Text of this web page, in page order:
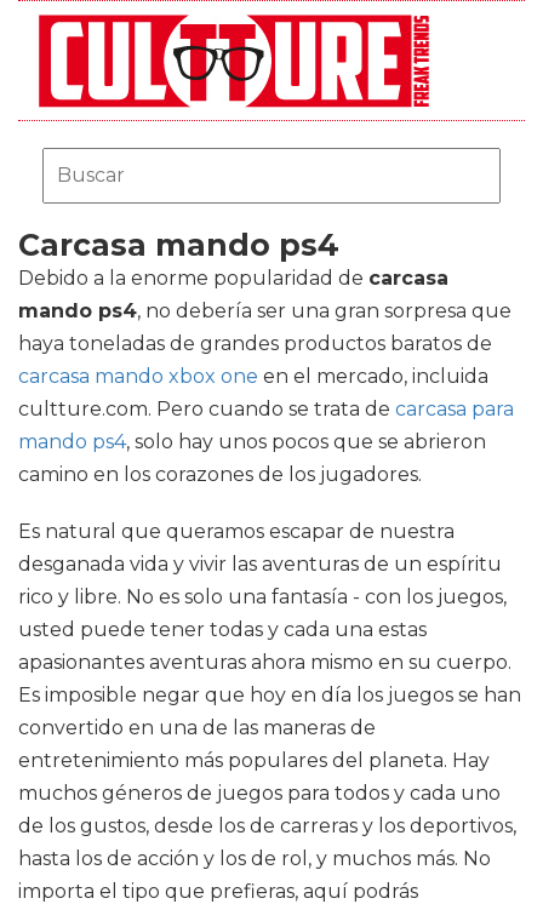
Carcasa mando ps4
Debido a la enorme popularidad de carcasa
mando ps4, no debería ser una gran sorpresa que
haya toneladas de grandes productos baratos de
carcasa mando xbox one en el mercado, incluida
cultture.com. Pero cuando se trata de carcasa para
mando ps4, solo hay unos pocos que se abrieron
camino en los corazones de los jugadores.
Es natural que queramos escapar de nuestra
desganada vida y vivir las aventuras de un espíritu
rico y libre. No es solo una fantasía - con los juegos,
usted puede tener todas y cada una estas
apasionantes aventuras ahora mismo en su cuerpo.
Es imposible negar que hoy en día los juegos se han
convertido en una de las maneras de
entretenimiento más populares del planeta. Hay
muchos géneros de juegos para todos y cada uno
de los gustos, desde los de carreras y los deportivos,
hasta los de acción y los de rol, y muchos más. No
importa el tipo que prefieras, aquí podrás